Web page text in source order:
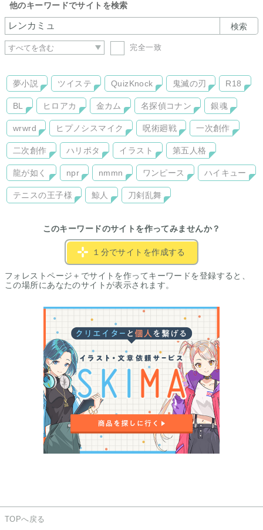
他のキーワードでサイトを検索
検索
完全一致
夢小説 ツイステ QuizKnock 鬼滅の刃 R18
BL ヒロアカ 金カム 名探偵コナン 銀魂
wrwrd ヒプノシスマイク 呪術廻戦 一次創作
二次創作 ハリポタ イラスト 第五人格
龍が如く npr nmmn ワンピース ハイキュー
テニスの王子様 鯨人 刀剣乱舞
このキーワードのサイトを作ってみませんか？
１分でサイトを作成する
フォレストページ＋でサイトを作ってキーワードを登録すると、
この場所にあなたのサイトが表示されます。
TOPへ戻る